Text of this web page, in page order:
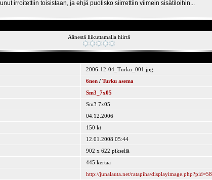
irroitettiin toisistaan, ja ehjä puolisko siirrettiin viimein sisätiloihin...
Äänestä liikuttamalla hiirtä
2006-12-04_Turku_001.jpg
6nen / Turku asema
Sm3_7x05
Sm3 7x05
04.12.2006
150 kt
12.01.2008 05:44
902 x 622 pikseliä
445 kertaa
http://junalauta.net/ratapiha/displayimage.php?pid=58